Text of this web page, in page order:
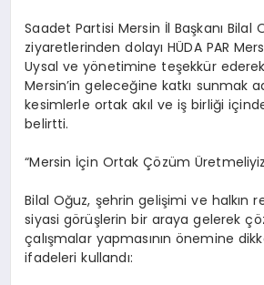
Saadet Partisi Mersin İl Başkanı Bilal
ziyaretlerinden dolayı HÜDA PAR
Uysal ve yönetimine teşekkür
Mersin’in geleceğine katkı sunmak
kesimlerle ortak akıl ve iş birliği
belirtti.
“Mersin İçin Ortak Çözüm
Bilal Oğuz, şehrin gelişimi ve halkın
siyasi görüşlerin bir araya gelerek
çalışmalar yapmasının önemine
ifadeleri kullandı: